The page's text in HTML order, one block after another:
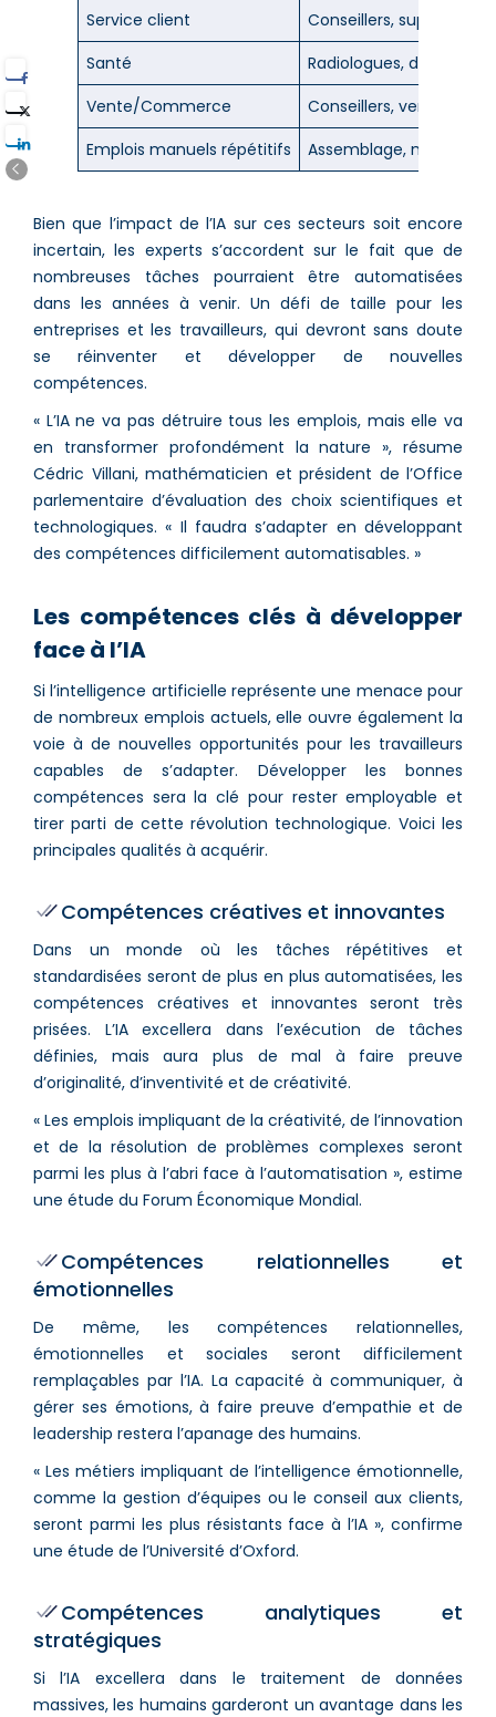
Service client
Conseillers, support
Santé
Radiologues,
Vente/Commerce
Conseillers, vendeurs,
Emplois manuels répétitifs
Assemblage,
Bien que l’impact de l’IA sur ces secteurs soit encore
incertain, les experts s’accordent sur le fait que de
nombreuses tâches pourraient être automatisées
dans les années à venir. Un défi de taille pour les
entreprises et les travailleurs, qui devront sans doute
se réinventer et développer de nouvelles
compétences.
« L’IA ne va pas détruire tous les emplois, mais elle va
en transformer profondément la nature », résume
Cédric Villani, mathématicien et président de l’Office
parlementaire d’évaluation des choix scientifiques et
technologiques. « Il faudra s’adapter en développant
des compétences difficilement automatisables. »
Les compétences clés à développer
face à l’IA
Si l’intelligence artificielle représente une menace pour
de nombreux emplois actuels, elle ouvre également la
voie à de nouvelles opportunités pour les travailleurs
capables de s’adapter. Développer les bonnes
compétences sera la clé pour rester employable et
tirer parti de cette révolution technologique. Voici les
principales qualités à acquérir.
Compétences créatives et innovantes
Dans un monde où les tâches répétitives et
standardisées seront de plus en plus automatisées, les
compétences créatives et innovantes seront très
prisées. L’IA excellera dans l’exécution de tâches
définies, mais aura plus de mal à faire preuve
d’originalité, d’inventivité et de créativité.
« Les emplois impliquant de la créativité, de l’innovation
et de la résolution de problèmes complexes seront
parmi les plus à l’abri face à l’automatisation », estime
une étude du Forum Économique Mondial.
Compétences relationnelles et
émotionnelles
De même, les compétences relationnelles,
émotionnelles et sociales seront difficilement
remplaçables par l’IA. La capacité à communiquer, à
gérer ses émotions, à faire preuve d’empathie et de
leadership restera l’apanage des humains.
« Les métiers impliquant de l’intelligence émotionnelle,
comme la gestion d’équipes ou le conseil aux clients,
seront parmi les plus résistants face à l’IA », confirme
une étude de l’Université d’Oxford.
Compétences analytiques et
stratégiques
Si l’IA excellera dans le traitement de données
massives, les humains garderont un avantage dans les